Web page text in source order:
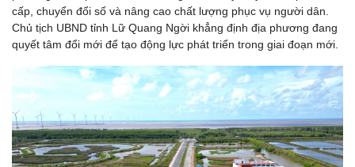
cấp, chuyển đổi số và nâng cao chất lượng phục vụ người dân.
Chủ tịch UBND tỉnh Lữ Quang Ngời khẳng định địa phương đang
quyết tâm đổi mới để tạo động lực phát triển trong giai đoạn mới.